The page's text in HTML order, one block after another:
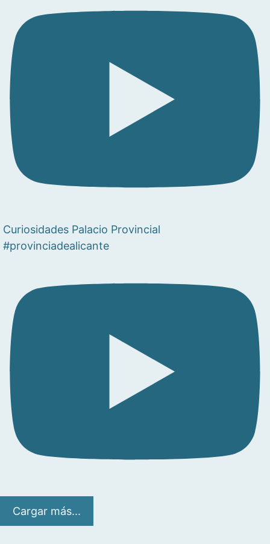
Curiosidades Palacio Provincial
#provinciadealicante
Cargar más...